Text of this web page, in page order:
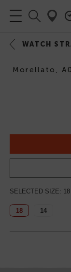
WATCH
Morellato,
SELECTED SIZE: 18
18 14